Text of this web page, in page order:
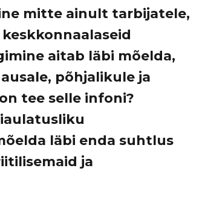
mitte ainult tarbijatele,
aitab läbi mõelda,
põhjalikule ja
tee selle infoni?
läbi enda suhtlus
ja